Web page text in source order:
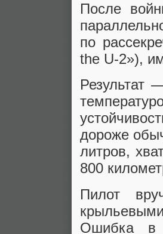
После
по
the U-2»),
Результат
дороже
литров,
800
Пилот
Ошибка в